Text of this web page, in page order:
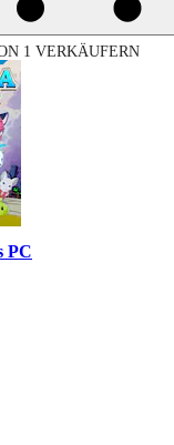
1 VERKÄUFERN
PC